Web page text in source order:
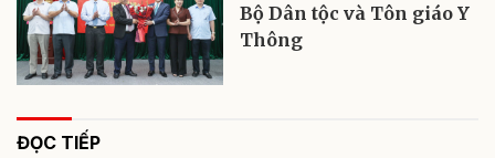
Bộ Dân tộc và Tôn giáo Y
Thông
ĐỌC TIẾP